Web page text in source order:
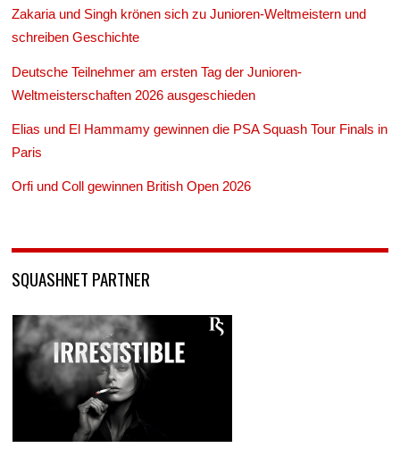
Zakaria und Singh krönen sich zu Junioren-Weltmeistern und
schreiben Geschichte
Deutsche Teilnehmer am ersten Tag der Junioren-
Weltmeisterschaften 2026 ausgeschieden
Elias und El Hammamy gewinnen die PSA Squash Tour Finals in
Paris
Orfi und Coll gewinnen British Open 2026
SQUASHNET PARTNER